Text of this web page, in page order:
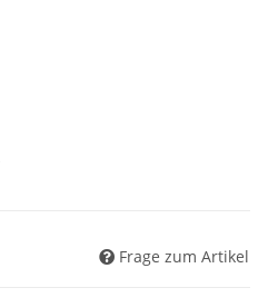
Frage zum Artikel